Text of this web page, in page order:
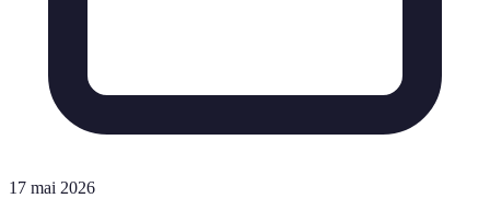
17 mai 2026